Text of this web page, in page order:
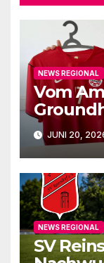
NEWS REGIONAL
Vom
JUNI 20,
NEWS REGIONAL
SV